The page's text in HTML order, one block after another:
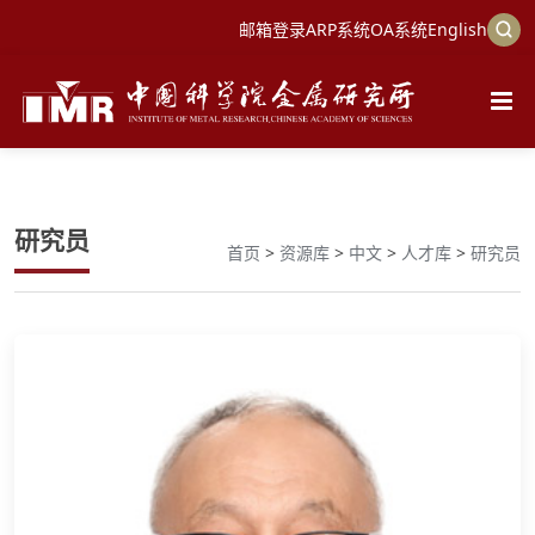
邮箱登录ARP系统OA系统English
研究员 首页 > 资源库 > 中文 > 人才库 > 研究员